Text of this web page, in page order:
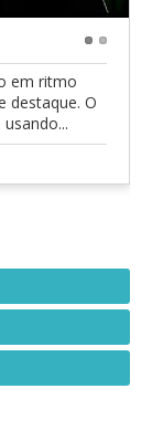
em ritmo
destaque. O